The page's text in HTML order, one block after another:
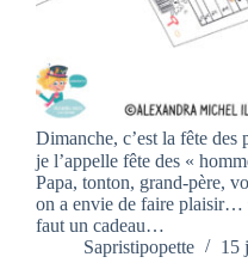
Dimanche, c’est la fête des
je l’appelle fête des «
Papa, tonton, grand-père,
on a envie de faire
faut un cadeau…
Sapristipopette
15